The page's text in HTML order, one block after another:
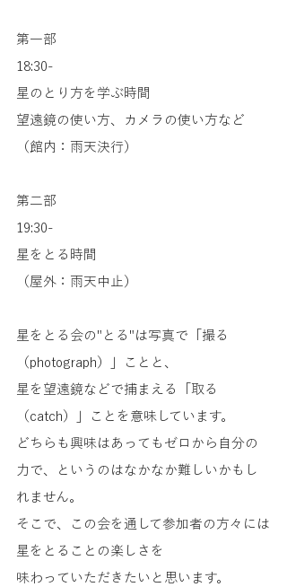
第一部
18:30-
星のとり方を学ぶ時間
望遠鏡の使い方、カメラの使い方など
（館内：雨天決行）
第二部
19:30-
星をとる時間
（屋外：雨天中止）
星をとる会の"とる"は写真で「撮る
（photograph）」ことと、
星を望遠鏡などで捕まえる「取る
（catch）」ことを意味しています。
どちらも興味はあってもゼロから自分の
力で、というのはなかなか難しいかもし
れません。
そこで、この会を通して参加者の方々には
星をとることの楽しさを
味わっていただきたいと思います。